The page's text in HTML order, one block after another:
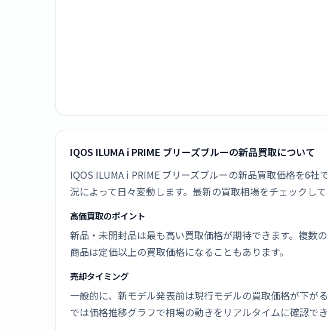
IQOS ILUMA i PRIME ブリーズブルーの新品買取について
IQOS ILUMA i PRIME ブリーズブルーの新品買取価格を6
況によって日々変動します。最新の買取相場をチェックし
高価買取のポイント
新品・未開封品は最も高い買取価格が期待できます。複数
商品は定価以上の買取価格になることもあります。
売却タイミング
一般的に、新モデル発表前は現行モデルの買取価格が下が
では価格推移グラフで相場の動きをリアルタイムに確認でき